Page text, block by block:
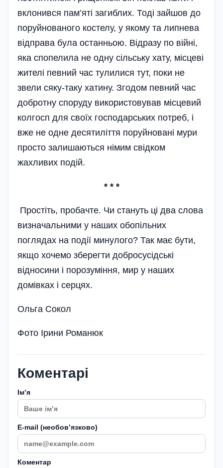
вклонився пам’яті загиблих. Тоді зайшов до
поруйнованого костелу, у якому та липнева
відправа була останньою. Відразу по війні,
яка спопелила не одну сільську хату, місцеві
жителі певний час тулилися тут, поки не
звели сяку-таку хатину. Згодом певний час
добротну споруду використовував місцевий
колгосп для своїх господарських потреб, і
вже не одне десятиліття поруйновані мури
просто залишаються німим свідком
жахливих подій.
* * *
Простіть, пробачте. Чи стануть ці два слова
визначальними у наших обопільних
поглядах на події минулого? Так має бути,
якщо хочемо зберегти добросусідські
відносини і порозуміння, мир у наших
домівках і серцях.
Ольга Сокол
Фото Ірини Романюк
Коментарі
Імʼя
E-mail (необовʼязково)
Коментар